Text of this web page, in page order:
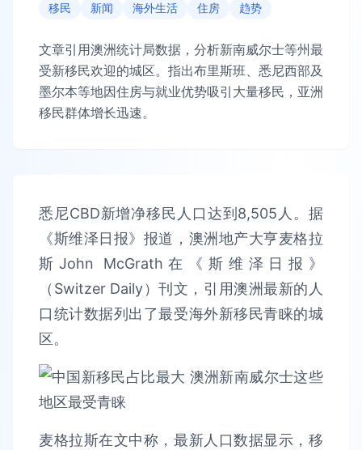
移民 新闻 海外生活 住房 趋势
文章引用澳洲统计局数据，分析新南威尔士等州最
受新移民欢迎的城区。指出布里斯班、悉尼西部及
墨尔本等地因住房与就业优势吸引大量移民，亚洲
移民群体增长迅速。
悉尼CBD新增净移民人口达到8,505人。据
《斯维泽日报》报道，澳洲地产大亨麦格拉
斯John McGrath在《斯维泽日报》
（Switzer Daily）刊文，引用澳洲最新的人
口统计数据列出了最受海外新移民青睐的城
区。
麦格拉斯在文中称，最新人口数据显示，移